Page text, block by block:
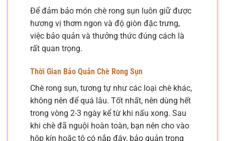
Để đảm bảo món chè rong sụn luôn giữ được
hương vị thơm ngon và độ giòn đặc trưng,
việc bảo quản và thưởng thức đúng cách là
rất quan trọng.
Thời Gian Bảo Quản Chè Rong Sụn
Chè rong sụn, tương tự như các loại chè khác,
không nên để quá lâu. Tốt nhất, nên dùng hết
trong vòng 2-3 ngày kể từ khi nấu xong. Sau
khi chè đã nguội hoàn toàn, bạn nên cho vào
hộp kín hoặc tô có nắp đậy, bảo quản trong